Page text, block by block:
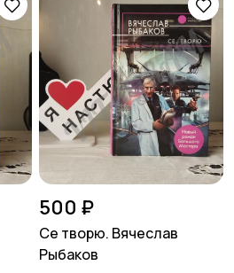
500 ₽
Се творю. Вячеслав
Рыбаков